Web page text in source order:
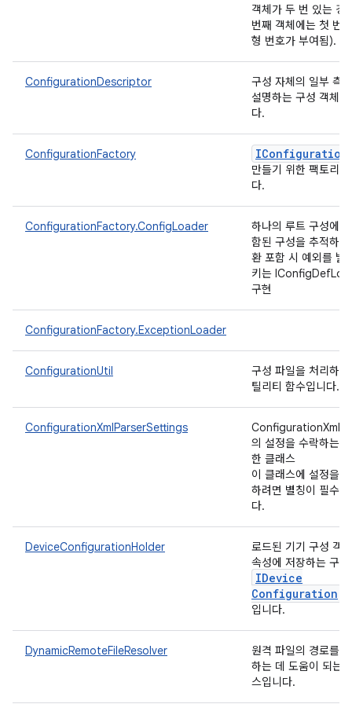
객체가 두 번 있는 경
번째 객체에는 첫 번
형 번호가 부여됨).
ConfigurationDescriptor
구성 자체의 일부 측
설명하는 구성 객체입
다.
ConfigurationFactory IConfiguration
만들기 위한 팩토리입
다.
ConfigurationFactory.ConfigLoader
하나의 루트 구성에
함된 구성을 추적하
환 포함 시 예외를 발
키는
구현
ConfigurationFactory.ExceptionLoader
ConfigurationUtil
구성 파일을 처리하
틸리티 함수입니다.
ConfigurationXmlParserSettings
의 설정을 수락하는
한 클래스
이 클래스에 설정을
하려면 별칭이 필수입
다.
DeviceConfigurationHolder
로드된 기기 구성 객
속성에 저장하는 구
IDevice
Configuration
입니다.
DynamicRemoteFileResolver
원격 파일의 경로를
하는 데 도움이 되는
스입니다.